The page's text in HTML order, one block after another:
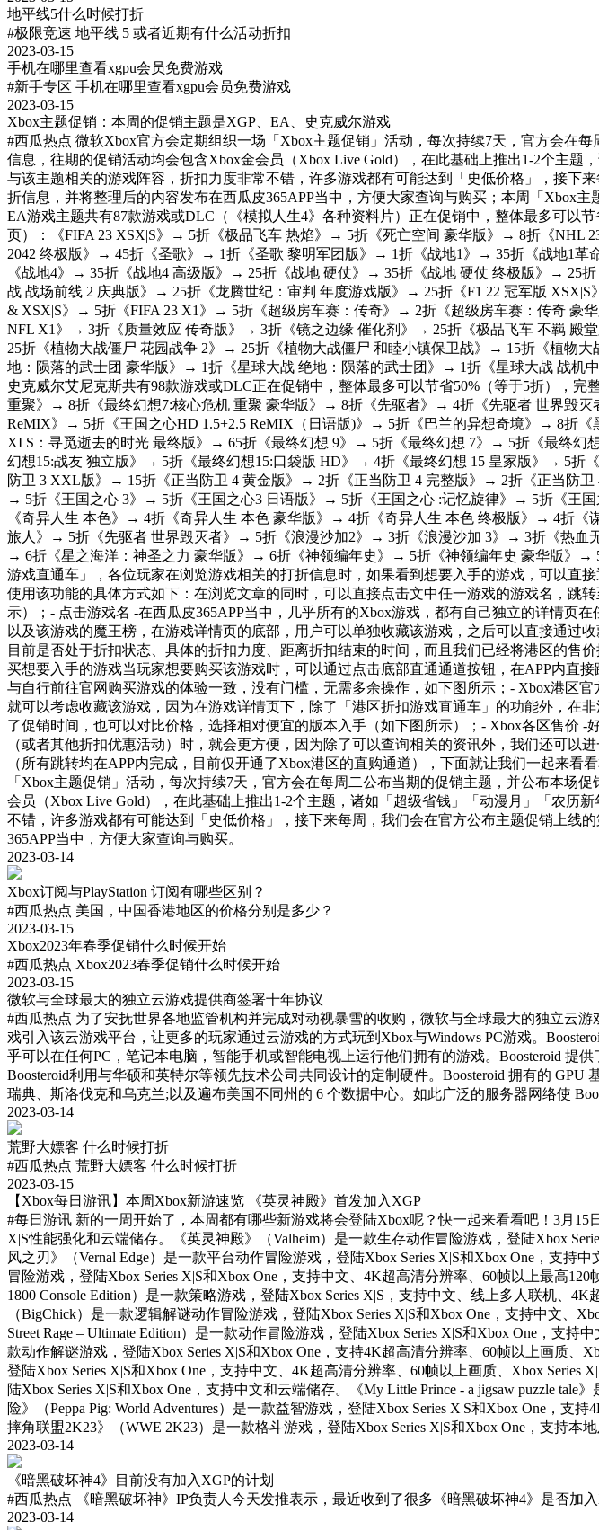
地平线5什么时候打折
#极限竞速 地平线 5 或者近期有什么活动折扣
2023-03-15
手机在哪里查看xgpu会员免费游戏
#新手专区 手机在哪里查看xgpu会员免费游戏
2023-03-15
Xbox主题促销：本周的促销主题是XGP、EA、史克威尔游戏
#西瓜热点 微软Xbox官方会定期组织一场「Xbox主题促销」活动，每次持续7天，官方会在
信息，往期的促销活动均会包含Xbox金会员（Xbox Live Gold），在此基础上推出1-2个主
与该主题相关的游戏阵容，折扣力度非常不错，许多游戏都有可能达到「史低价格」，接下
折信息，并将整理后的内容发布在西瓜皮365APP当中，方便大家查询与购买；本周「Xbox
EA游戏主题共有87款游戏或DLC（《模拟人生4》各种资料片）正在促销中，整体最多可以
页）：《FIFA 23 XSX|S》→ 5折《极品飞车 热焰》→ 5折《死亡空间 豪华版》→ 8折《NHL
2042 终极版》→ 45折《圣歌》→ 1折《圣歌 黎明军团版》→ 1折《战地1》→ 35折《战地1
《战地4》→ 35折《战地4 高级版》→ 25折《战地 硬仗》→ 35折《战地 硬仗 终极版》→
战 战场前线 2 庆典版》→ 25折《龙腾世纪：审判 年度游戏版》→ 25折《F1 22 冠军版
& XSX|S》→ 5折《FIFA 23 X1》→ 5折《超级房车赛：传奇》→ 2折《超级房车赛：传奇 豪
NFL X1》→ 3折《质量效应 传奇版》→ 3折《镜之边缘 催化剂》→ 25折《极品飞车 不羁
25折《植物大战僵尸 花园战争 2》→ 25折《植物大战僵尸 和睦小镇保卫战》→ 15折《植物
地：陨落的武士团 豪华版》→ 1折《星球大战 绝地：陨落的武士团》→ 1折《星球大战 战
史克威尔艾尼克斯共有98款游戏或DLC正在促销中，整体最多可以节省50%（等于5折），
重聚》→ 8折《最终幻想7:核心危机 重聚 豪华版》→ 8折《先驱者》→ 4折《先驱者 世界毁
ReMIX》→ 5折《王国之心HD 1.5+2.5 ReMIX（日语版)》→ 5折《巴兰的异想奇境》→ 8折
XI S：寻觅逝去的时光 最终版》→ 65折《最终幻想 9》→ 5折《最终幻想 7》→ 5折《最终
幻想15:战友 独立版》→ 5折《最终幻想15:口袋版 HD》→ 4折《最终幻想 15 皇家版》→ 5
防卫 3 XXL版》→ 15折《正当防卫 4 黄金版》→ 2折《正当防卫 4 完整版》→ 2折《正当防
→ 5折《王国之心 3》→ 5折《王国之心3 日语版》→ 5折《王国之心 :记忆旋律》→ 5折《王
《奇异人生 本色》→ 4折《奇异人生 本色 豪华版》→ 4折《奇异人生 本色 终极版》→ 4折
旅人》→ 5折《先驱者 世界毁灭者》→ 5折《浪漫沙加2》→ 3折《浪漫沙加 3》→ 3折《热血
→ 6折《星之海洋：神圣之力 豪华版》→ 6折《神领编年史》→ 5折《神领编年史 豪华版》
游戏直通车」，各位玩家在浏览游戏相关的打折信息时，如果看到想要入手的游戏，可以直
使用该功能的具体方式如下：在浏览文章的同时，可以直接点击文中任一游戏的游戏名，跳
示）；- 点击游戏名 -在西瓜皮365APP当中，几乎所有的Xbox游戏，都有自己独立的详情页
以及该游戏的魔王榜，在游戏详情页的底部，用户可以单独收藏该游戏，之后可以直接通
目前是否处于折扣状态、具体的折扣力度、距离折扣结束的时间，而且我们已经将港区的售
买想要入手的游戏当玩家想要购买该游戏时，可以通过点击底部直通通道按钮，在APP内直
与自行前往官网购买游戏的体验一致，没有门槛，无需多余操作，如下图所示；- Xbox港区
就可以考虑收藏该游戏，因为在游戏详情页下，除了「港区折扣游戏直通车」的功能外，在
了促销时间，也可以对比价格，选择相对便宜的版本入手（如下图所示）；- Xbox各区售价
（或者其他折扣优惠活动）时，就会更方便，因为除了可以查询相关的资讯外，我们还可
（所有跳转均在APP内完成，目前仅开通了Xbox港区的直购通道），下面就让我们一起来
「Xbox主题促销」活动，每次持续7天，官方会在每周二公布当期的促销主题，并公布本
会员（Xbox Live Gold），在此基础上推出1-2个主题，诸如「超级省钱」「动漫月」「农历
不错，许多游戏都有可能达到「史低价格」，接下来每周，我们会在官方公布主题促销上线
365APP当中，方便大家查询与购买。
2023-03-14
Xbox订阅与PlayStation 订阅有哪些区别？
#西瓜热点 美国，中国香港地区的价格分别是多少？
2023-03-15
Xbox2023年春季促销什么时候开始
#西瓜热点 Xbox2023春季促销什么时候开始
2023-03-15
微软与全球最大的独立云游戏提供商签署十年协议
#西瓜热点 为了安抚世界各地监管机构并完成对动视暴雪的收购，微软与全球最大的独立云
戏引入该云游戏平台，让更多的玩家通过云游戏的方式玩到Xbox与Windows PC游戏。
乎可以在任何PC，笔记本电脑，智能手机或智能电视上运行他们拥有的游戏。Boosteroid 提
Boosteroid利用与华硕和英特尔等领先技术公司共同设计的定制硬件。Boosteroid 拥有的
瑞典、斯洛伐克和乌克兰;以及遍布美国不同州的 6 个数据中心。如此广泛的服务器网络使
2023-03-14
荒野大嫖客 什么时候打折
#西瓜热点 荒野大嫖客 什么时候打折
2023-03-15
【Xbox每日游讯】本周Xbox新游速览 《英灵神殿》首发加入XGP
#每日游讯 新的一周开始了，本周都有哪些新游戏将会登陆Xbox呢？快一起来看看吧！3月15
X|S性能强化和云端储存。《英灵神殿》（Valheim）是一款生存动作冒险游戏，登陆Xbox
风之刃》（Vernal Edge）是一款平台动作冒险游戏，登陆Xbox Series X|S和Xbox One，支持
冒险游戏，登陆Xbox Series X|S和Xbox One，支持中文、4K超高清分辨率、60帧以上最高
1800 Console Edition）是一款策略游戏，登陆Xbox Series X|S，支持中文、线上多人联机、
（BigChick）是一款逻辑解谜动作冒险游戏，登陆Xbox Series X|S和Xbox One，支持中文、
Street Rage – Ultimate Edition）是一款动作冒险游戏，登陆Xbox Series X|S和Xbox One，支
款动作解谜游戏，登陆Xbox Series X|S和Xbox One，支持4K超高清分辨率、60帧以上画质、
登陆Xbox Series X|S和Xbox One，支持中文、4K超高清分辨率、60帧以上画质、Xbox
陆Xbox Series X|S和Xbox One，支持中文和云端储存。《My Little Prince - a jigsaw puzzle
险》（Peppa Pig: World Adventures）是一款益智游戏，登陆Xbox Series X|S和Xbox One，
摔角联盟2K23》（WWE 2K23）是一款格斗游戏，登陆Xbox Series X|S和Xbox One，支持本
2023-03-14
《暗黑破坏神4》目前没有加入XGP的计划
#西瓜热点
《暗黑破坏神》IP负责人今天发推表示，最近收到了很多《暗黑破坏神4》是否加
2023-03-14